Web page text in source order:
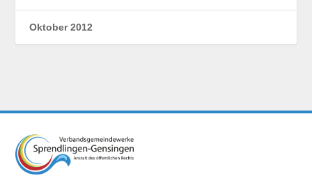
Oktober 2012